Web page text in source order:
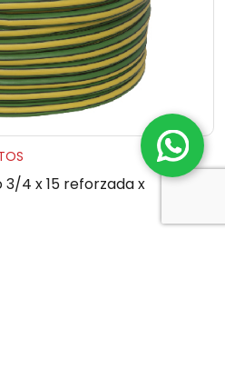
4 x 15 reforzada x